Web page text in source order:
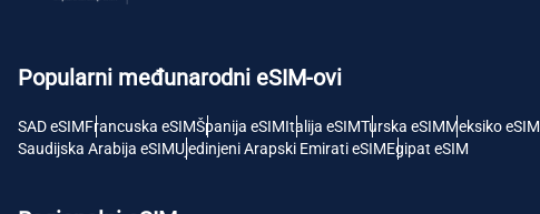
Popularni međunarodni eSIM-ovi
SAD eSIMFrancuska eSIMŠpanija eSIMItalija eSIMTurska eSIMMeksiko eSIM
Saudijska Arabija eSIMUjedinjeni Arapski Emirati eSIMEgipat eSIM